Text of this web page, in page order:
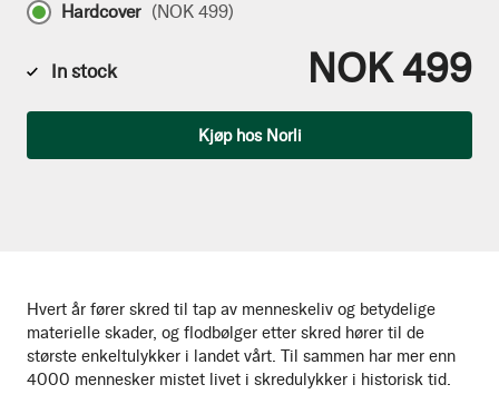
Hvert år fører skred til tap av menneskeliv og betydelige
materielle skader, og flodbølger etter skred hører til de
største enkeltulykker i landet vårt. Til sammen har mer enn
4000 mennesker mistet livet i skredulykker i historisk tid.
Hardcover (NOK 499)
In stock NOK 499
Kjøp hos Norli